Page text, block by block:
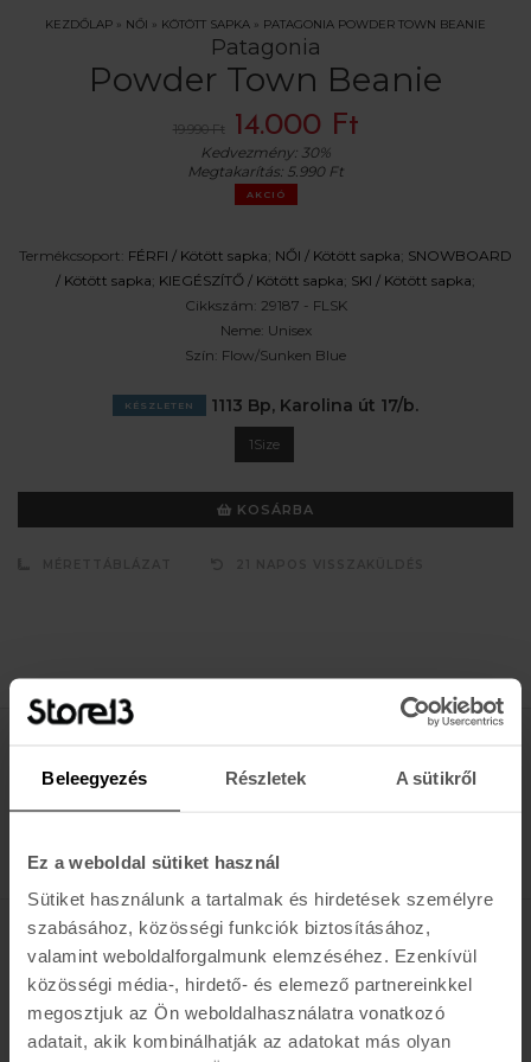
Beleegyezés Részletek A sütikről
Ez a weboldal sütiket használ
Sütiket használunk a tartalmak és hirdetések személyre
szabásához, közösségi funkciók biztosításához,
valamint weboldalforgalmunk elemzéséhez. Ezenkívül
közösségi média-, hirdető- és elemező partnereinkkel
megosztjuk az Ön weboldalhasználatra vonatkozó
adatait, akik kombinálhatják az adatokat más olyan
KEZDŐLAP » NŐI » KÖTÖTT SAPKA » PATAGONIA POWDER TOWN BEANIE
Patagonia
Powder Town Beanie
19.990 Ft 14.000 Ft
Kedvezmény: 30%
Megtakarítás: 5.990 Ft
AKCIÓ
Termékcsoport: FÉRFI / Kötött sapka; NŐI / Kötött sapka; SNOWBOARD
/ Kötött sapka; KIEGÉSZÍTŐ / Kötött sapka; SKI / Kötött sapka;
Cikkszám: 29187 - FLSK
Neme: Unisex
Szín: Flow/Sunken Blue
KÉSZLETEN 1113 Bp, Karolina út 17/b.
1Size
KOSÁRBA
Értesülj az újdonságokról, akciókról
E-MAIL
K A R O L I N A 17 / B
Hétfő - Péntek: 11:00 - 19:00
Szombat: 10:00 - 19:00
Vasárnap: ZÁRVA